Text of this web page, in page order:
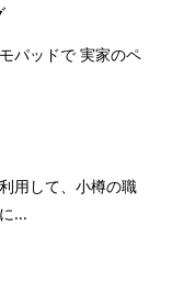
パッドで 実家のペ
用して、小樽の職
...